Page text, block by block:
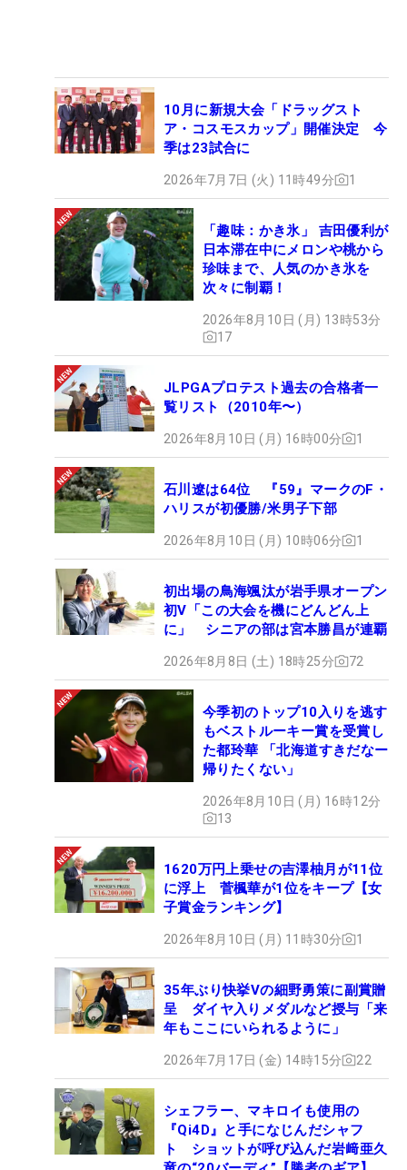
10月に新規大会「ドラッグスト
ア・コスモスカップ」開催決定 今
季は23試合に
2026年7月7日 (火) 11時49分 1
「趣味：かき氷」 吉田優利が
日本滞在中にメロンや桃から
珍味まで、人気のかき氷を
次々に制覇！
2026年8月10日 (月) 13時53分
17
JLPGAプロテスト過去の合格者一
覧リスト（2010年〜）
2026年8月10日 (月) 16時00分 1
石川遼は64位 『59』マークのF・
ハリスが初優勝/米男子下部
2026年8月10日 (月) 10時06分 1
初出場の鳥海颯汰が岩手県オープン
初V「この大会を機にどんどん上
に」 シニアの部は宮本勝昌が連覇
2026年8月8日 (土) 18時25分 72
今季初のトップ10入りを逃す
もベストルーキー賞を受賞し
た都玲華 「北海道すきだなー
帰りたくない」
2026年8月10日 (月) 16時12分
13
1620万円上乗せの吉澤柚月が11位
に浮上 菅楓華が1位をキープ【女
子賞金ランキング】
2026年8月10日 (月) 11時30分 1
35年ぶり快挙Vの細野勇策に副賞贈
呈 ダイヤ入りメダルなど授与「来
年もここにいられるように」
2026年7月17日 (金) 14時15分 22
シェフラー、マキロイも使用の
『Qi4D』と手になじんだシャフ
ト ショットが呼び込んだ岩﨑亜久